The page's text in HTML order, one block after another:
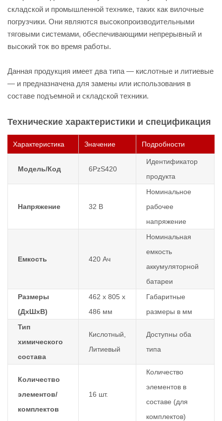
складской и промышленной технике, таких как вилочные
погрузчики. Они являются высокопроизводительными
тяговыми системами, обеспечивающими непрерывный и
высокий ток во время работы.
Данная продукция имеет два типа — кислотные и литиевые
— и предназначена для замены или использования в
составе подъемной и складской техники.
Технические характеристики и спецификация
Характеристика Значение Подробности
Модель/Код 6PzS420
Идентификатор
продукта
Напряжение 32 В
Номинальное
рабочее
напряжение
Емкость 420 Ач
Номинальная
емкость
аккумуляторной
батареи
Размеры
(ДхШхВ)
462 х 805 х
486 мм
Габаритные
размеры в мм
Тип
химического
состава
Кислотный,
Литиевый
Доступны оба
типа
Количество
элементов/
комплектов
16 шт.
Количество
элементов в
составе (для
комплектов)